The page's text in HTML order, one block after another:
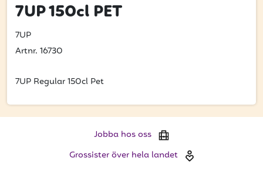
Hållbarhet
Jobba hos oss
Kontakta oss
Glassutbildningar
7UP 150cl PET
7UP
Artnr. 16730
7UP Regular 150cl Pet
Jobba hos oss
Grossister över hela landet